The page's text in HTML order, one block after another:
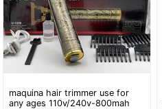
maquina hair trimmer use for
any ages 110v/240v-800mah